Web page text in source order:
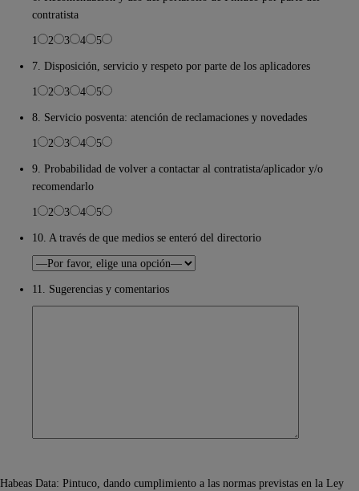
contratista
1
2 3 4
5
7. Disposición, servicio y respeto por parte de los aplicadores
1
2 3 4
5
8. Servicio posventa: atención de reclamaciones y novedades
1
2 3 4
5
9. Probabilidad de volver a contactar al contratista/aplicador y/o
recomendarlo
1
2 3 4
5
10. A través de que medios se enteró del directorio
11. Sugerencias y comentarios
Habeas Data: Pintuco, dando cumplimiento a las normas previstas en la Ley